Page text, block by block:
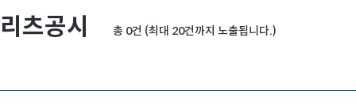
리츠공시 총 0건 (최대 20건까지 노출됩니다.)